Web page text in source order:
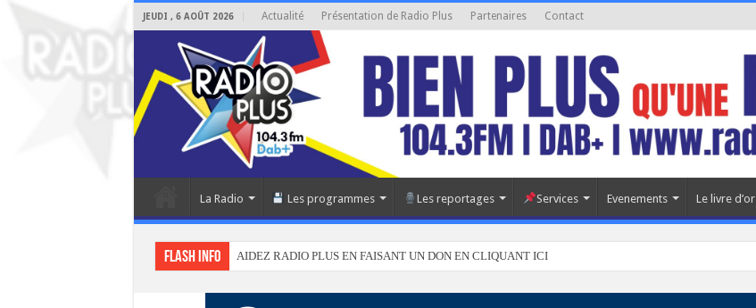
JEUDI , 6 AOÛT 2026 Actualité Présentation de Radio Plus Partenaires Contact
La Radio Les programmes Les reportages Services Evenements Le livre d’or
Flash info AIDEZ RADIO PLUS EN FAISANT UN DON EN CLIQUANT ICI